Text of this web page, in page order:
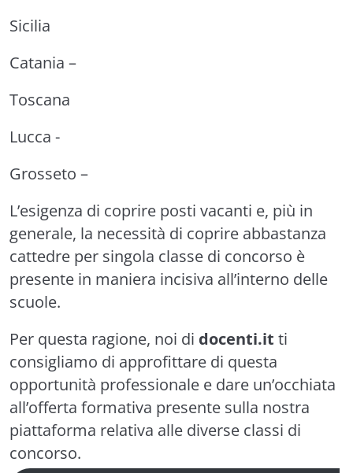
Sicilia
Catania –
Toscana
Lucca -
Grosseto –
L’esigenza di coprire posti vacanti e, più in
generale, la necessità di coprire abbastanza
cattedre per singola classe di concorso è
presente in maniera incisiva all’interno delle
scuole.
Per questa ragione, noi di docenti.it ti
consigliamo di approfittare di questa
opportunità professionale e dare un’occhiata
all’offerta formativa presente sulla nostra
piattaforma relativa alle diverse classi di
concorso.